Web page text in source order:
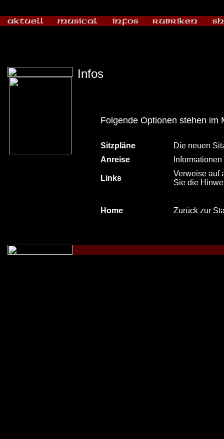
Infos
Folgende Optionen stehen im
Sitzpläne
Die neuen
Anreise
Links
Verweise auf
Sie die
Home Zurück zur